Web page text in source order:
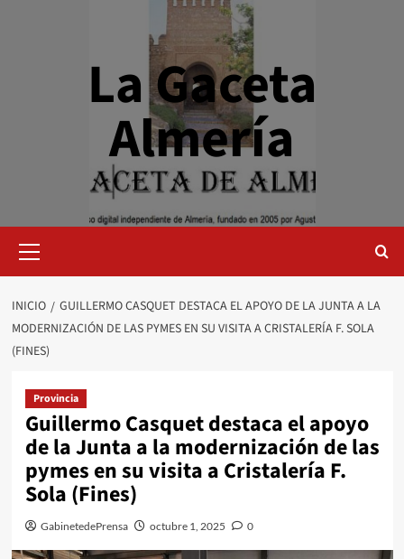
La Gaceta
Almería
primario
INICIO
GUILLERMO CASQUET DESTACA EL APOYO DE LA JUNTA A LA
MODERNIZACIÓN DE LAS PYMES EN SU VISITA A CRISTALERÍA F. SOLA
(FINES)
Provincia
Guillermo Casquet destaca el apoyo
de la Junta a la modernización de las
pymes en su visita a Cristalería F.
Sola (Fines)
GabinetedePrensa octubre 1, 2025 0